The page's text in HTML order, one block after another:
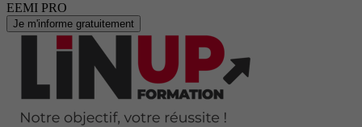
EEMI PRO
Je m'informe gratuitement